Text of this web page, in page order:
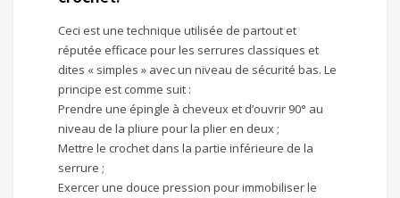
Ceci est une technique utilisée de partout et
réputée efficace pour les serrures classiques et
dites « simples » avec un niveau de sécurité bas. Le
principe est comme suit :
Prendre une épingle à cheveux et d’ouvrir 90° au
niveau de la pliure pour la plier en deux ;
Mettre le crochet dans la partie inférieure de la
serrure ;
Exercer une douce pression pour immobiliser le